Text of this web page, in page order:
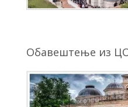
Обавештење из